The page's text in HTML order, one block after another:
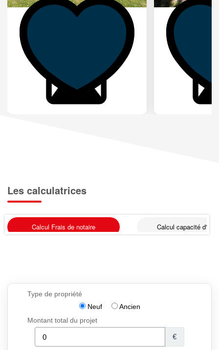
Les calculatrices
Calcul Frais de notaire Calcul capacité